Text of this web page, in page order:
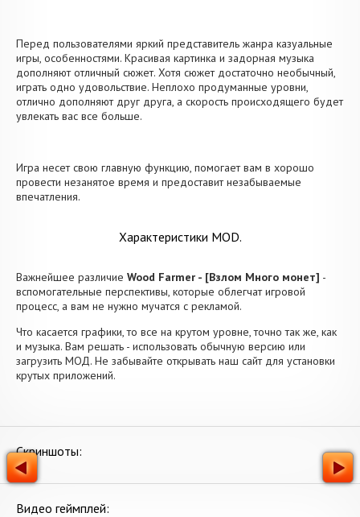
Перед пользователями яркий представитель жанра казуальные
игры, особенностями. Красивая картинка и задорная музыка
дополняют отличный сюжет. Хотя сюжет достаточно необычный,
играть одно удовольствие. Неплохо продуманные уровни,
отлично дополняют друг друга, а скорость происходящего будет
увлекать вас все больше.
Игра несет свою главную функцию, помогает вам в хорошо
провести незанятое время и предоставит незабываемые
впечатления.
Характеристики MOD.
Важнейшее различие Wood Farmer - [Взлом Много монет] -
вспомогательные перспективы, которые облегчат игровой
процесс, а вам не нужно мучатся с рекламой.
Что касается графики, то все на крутом уровне, точно так же, как
и музыка. Вам решать - использовать обычную версию или
загрузить МОД. Не забывайте открывать наш сайт для установки
крутых приложений.
Скриншоты:
Видео геймплей: